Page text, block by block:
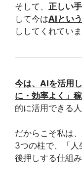
そして、 正しい
して今はAIとい
ししてくれていま
今は、AIを活用
に・効率よく」
的に活用できる
だからこそ私は、
3つの柱で、「人
後押しする仕組